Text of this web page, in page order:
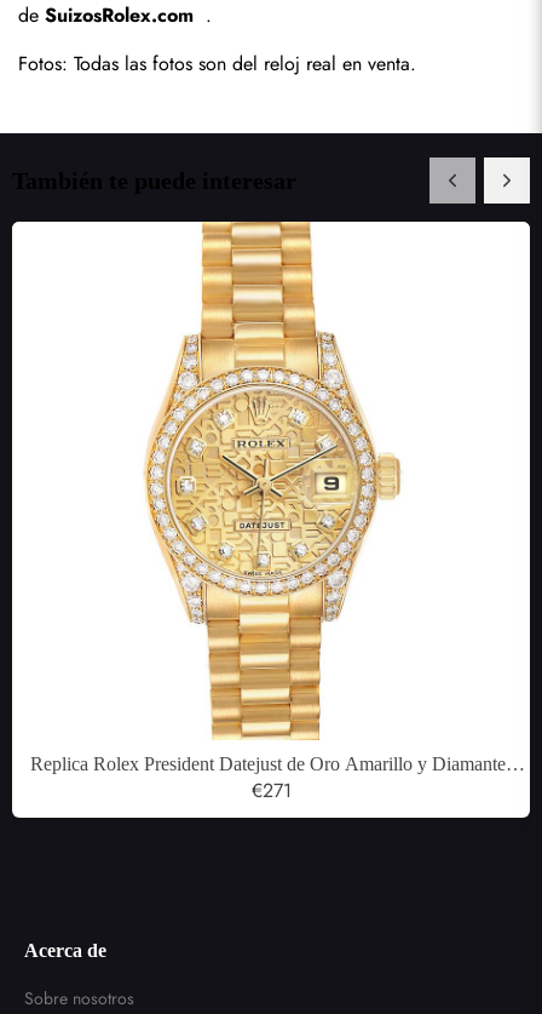
de SuizosRolex.com .
Fotos: Todas las fotos son del reloj real en venta.
También te puede interesar
Replica Rolex President Datejust de Oro Amarillo y Diamantes
para Mujer Relojes 179158
€271
Acerca de
Sobre nosotros